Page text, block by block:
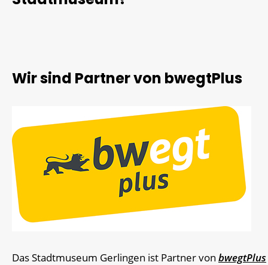
Wir sind Partner von bwegtPlus
Das Stadtmuseum Gerlingen ist Partner von bwegtPlus